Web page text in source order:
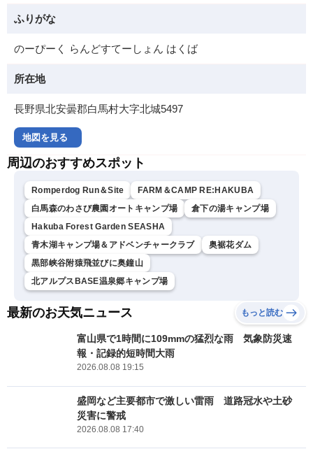
ふりがな
のーぴーく らんどすてーしょん はくば
所在地
長野県北安曇郡白馬村大字北城5497
地図を見る
周辺のおすすめスポット
Romperdog Run＆Site
FARM＆CAMP RE:HAKUBA
白馬森のわさび農園オートキャンプ場
倉下の湯キャンプ場
Hakuba Forest Garden SEASHA
青木湖キャンプ場＆アドベンチャークラブ
奥裾花ダム
黒部峡谷附猿飛並びに奥鐘山
北アルプスBASE温泉郷キャンプ場
最新のお天気ニュース もっと読む
富山県で1時間に109mmの猛烈な雨 気象防災速
報・記録的短時間大雨
2026.08.08 19:15
盛岡など主要都市で激しい雷雨 道路冠水や土砂
災害に警戒
2026.08.08 17:40